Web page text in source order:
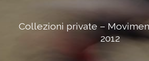
Collezioni private –
2012